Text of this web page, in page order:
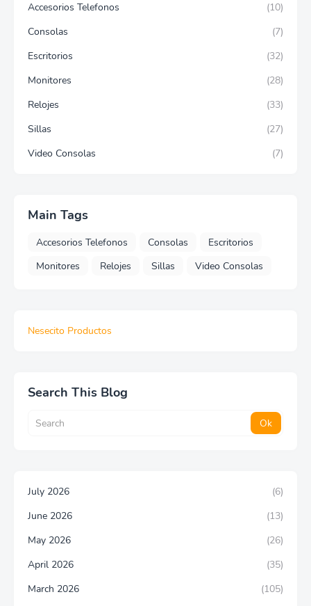
Accesorios Telefonos
(10)
Consolas
(7)
Escritorios
(32)
Monitores
(28)
Relojes
(33)
Sillas
(27)
Video Consolas
(7)
Main Tags
Accesorios Telefonos Consolas
Escritorios
Monitores
Relojes Sillas Video Consolas
Nesecito Productos
Search This Blog
July 2026
(6)
June 2026
(13)
May 2026
(26)
April 2026
(35)
March 2026
(105)